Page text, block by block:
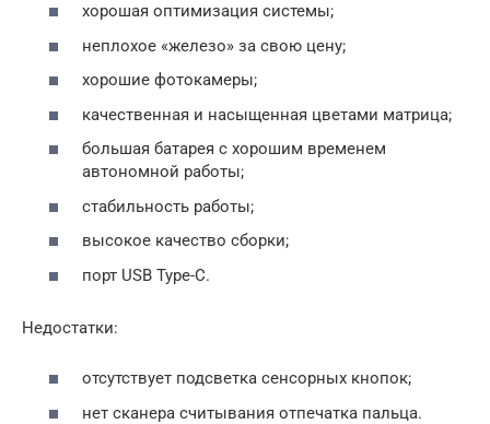
хорошая оптимизация системы;
неплохое «железо» за свою цену;
хорошие фотокамеры;
качественная и насыщенная цветами матрица;
большая батарея с хорошим временем
автономной работы;
стабильность работы;
высокое качество сборки;
порт USB Type-C.
Недостатки:
отсутствует подсветка сенсорных кнопок;
нет сканера считывания отпечатка пальца.